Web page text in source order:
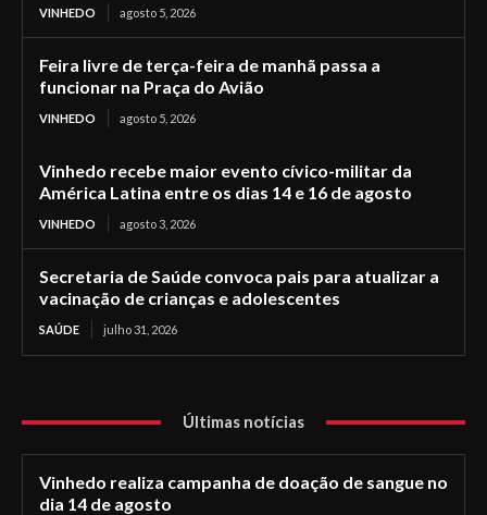
VINHEDO agosto 5, 2026
Feira livre de terça-feira de manhã passa a
funcionar na Praça do Avião
VINHEDO agosto 5, 2026
Vinhedo recebe maior evento cívico-militar da
América Latina entre os dias 14 e 16 de agosto
VINHEDO agosto 3, 2026
Secretaria de Saúde convoca pais para atualizar a
vacinação de crianças e adolescentes
SAÚDE julho 31, 2026
Últimas notícias
Vinhedo realiza campanha de doação de sangue no
dia 14 de agosto